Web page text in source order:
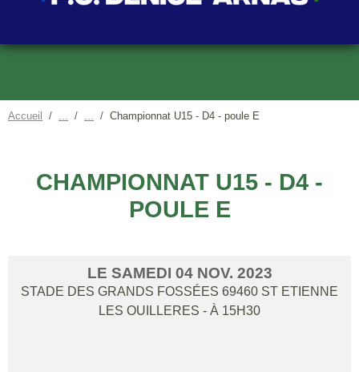
Accueil Championnat U15 - D4 - poule E
CHAMPIONNAT U15 - D4 -
POULE E
LE SAMEDI 04 NOV. 2023
STADE DES GRANDS FOSSÉES 69460 ST ETIENNE
LES OUILLERES - À 15H30